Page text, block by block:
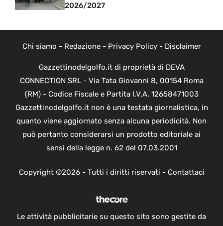
2026/2027
Chi siamo - Redazione- Privacy Policy- Disclaimer
Gazzettinodelgolfo.it di proprietà di DEVA
CONNECTION SRL - Via Tata Giovanni 8, 00154 Roma
(RM) - Codice Fiscale e Partita I.V.A. 12658471003
Gazzettinodelgolfo.it non è una testata giornalistica, in
quanto viene aggiornato senza alcuna periodicità. Non
può pertanto considerarsi un prodotto editoriale ai
sensi della legge n. 62 del 07.03.2001
Copyright ©2026 - Tutti i diritti riservati - Contattaci
Le attività pubblicitarie su questo sito sono gestite da